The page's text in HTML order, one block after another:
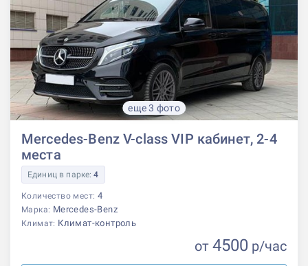
еще 3 фото
Mercedes-Benz V-class VIP кабинет, 2-4
места
Единиц в парке:4
Количество мест: 4
Марка: Mercedes-Benz
Климат: Климат-контроль
от 4500 р/час